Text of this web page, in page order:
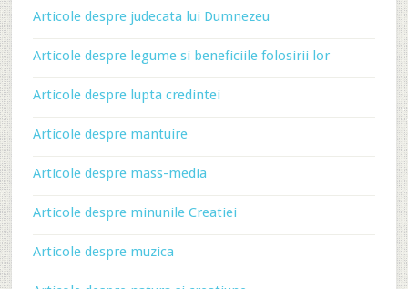
Articole despre judecata lui Dumnezeu
Articole despre legume si beneficiile folosirii lor
Articole despre lupta credintei
Articole despre mantuire
Articole despre mass-media
Articole despre minunile Creatiei
Articole despre muzica